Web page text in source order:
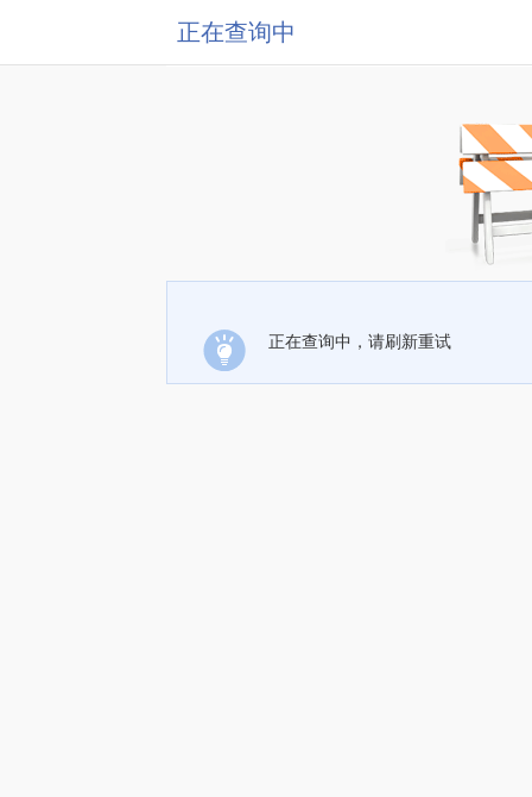
正在查询中
正在查询中，请刷新重试